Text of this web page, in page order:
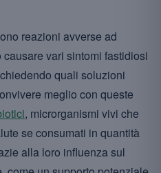
reazioni avverse ad
vari sintomi fastidiosi
quali soluzioni
meglio con queste
, microrganismi vivi che
se consumati in quantità
alla loro influenza sul